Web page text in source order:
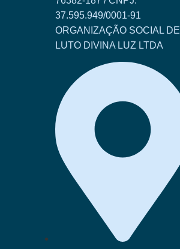
37.595.949/0001-91
ORGANIZAÇÃO SOCIAL DE
LUTO DIVINA LUZ LTDA